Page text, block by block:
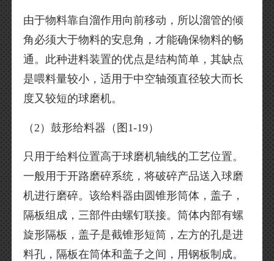
由于物料靠自溜作用向前移动，所以溜管的倾
角必须大于物料的安息角，才能确保物料的畅
通。此种进料装置的优点是结构简单，其缺点
是喂料量较小，适用于中空轴颈直径较大而长
度又较短的球磨机。
（2）鼓形给料器（图1-19）
只用于给料位置高于球磨机轴线的工艺位置。
一般用于开路磨碎系统，将破碎产品送入球磨
机进行磨碎。该给料器由圆锥形筒体，盖子，
隔板组成，三部件由螺钉联接。筒体内部有螺
旋形隔板，盖子是截锥形短筒，左方的孔是进
料孔，隔板在筒体和盖子之间，用钢板制成。